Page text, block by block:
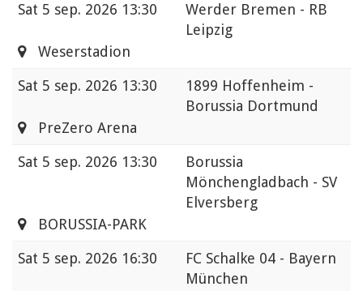
Sat 5 sep. 2026 13:30
Werder Bremen - RB
Leipzig
Weserstadion
Sat 5 sep. 2026 13:30
1899 Hoffenheim -
Borussia Dortmund
PreZero Arena
Sat 5 sep. 2026 13:30
Borussia
Mönchengladbach - SV
Elversberg
BORUSSIA-PARK
Sat 5 sep. 2026 16:30
FC Schalke 04 - Bayern
München